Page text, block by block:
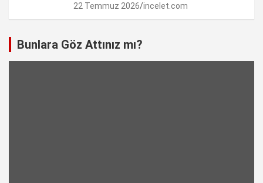
22 Temmuz 2026 incelet.com
Bunlara Göz Attınız mı?